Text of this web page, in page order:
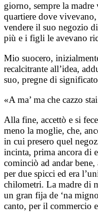
giorno, sempre la madre
quartiere dove vivevano,
vendere il suo negozio
più e i figli le avevano
Mio suocero,
recalcitrante all’idea,
suo, pregne di
«A ma’ ma che cazzo
Alla fine, accettò e si
meno la moglie, che,
in cui presero quel
incinta, prima ancora di
cominciò ad andar
per due spicci ed era
chilometri. La madre di
un gran fija de ‘na
canto, per il commercio